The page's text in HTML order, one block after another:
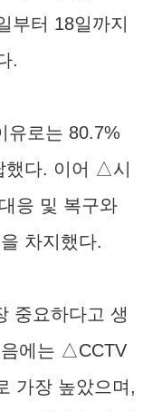
부터 18일까지
.
유로는 80.7%
다. 이어 △시
응 및 복구와
차지했다.
중요하다고 생
에는 △CCTV
가장 높았으며,